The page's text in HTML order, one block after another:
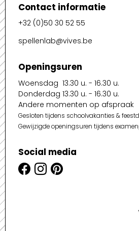
Contact informatie
+32 (0)50 30 52 55
spellenlab@vives.be
Openingsuren
Woensdag 13.30 u. - 16.30 u.
Donderdag 13.30 u. - 16.30 u.
Andere momenten op afspraak
Gesloten tijdens schoolvakanties &
Gewijzigde openingsuren tijdens
Social media